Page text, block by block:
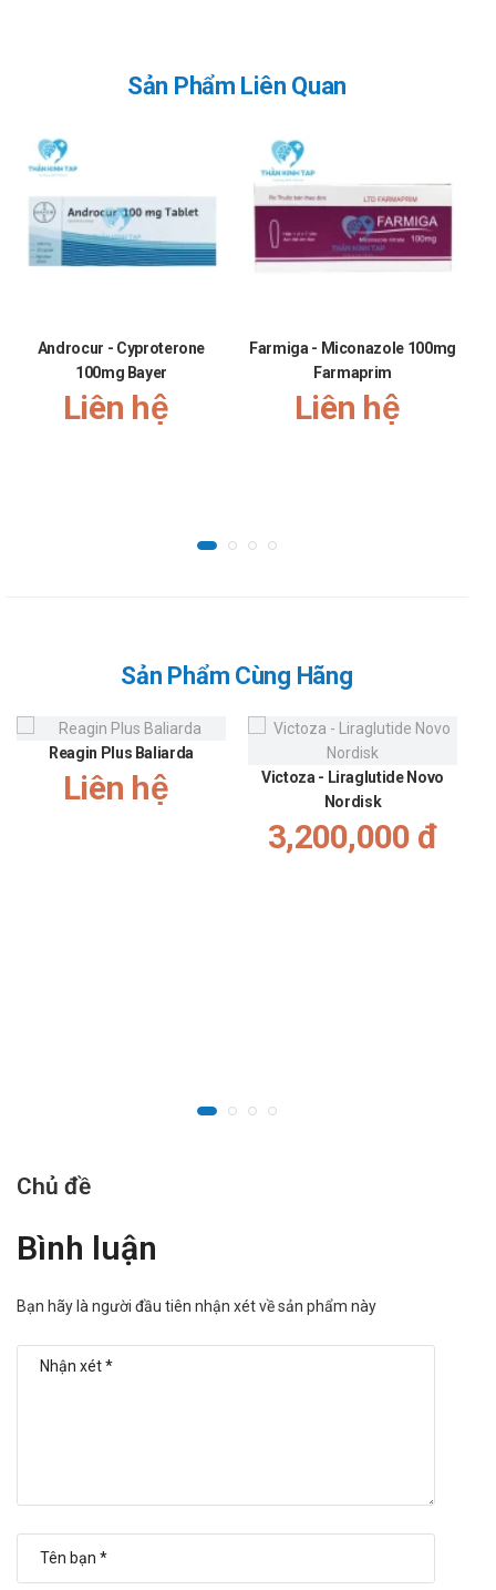
không được khuyến cáo do có thể làm tăng nguy cơ loét âm
Phụ nữ cho con bú: Dequalinium có thể dùng trong khi cho
con bú. Chưa có dữ liệu về sự bài tiết Dequalinium chloride
Phụ nữ có thai: Thuốc Lyginal có thể dùng trong khi có thai.
Tuy nhiên, cũng như với các thuốc khác, chỉ sử dụng khi thật
sự cần thiết và nên thận trọng khi kê đơn cho phụ nữ có thai
Sản Phẩm Liên Quan
Androcur - Cyproterone
100mg Bayer
Liên hệ
Farmiga - Miconazole 100mg
Farmaprim
Liên hệ
Sản Phẩm Cùng Hãng
Reagin Plus Baliarda
Liên hệ
Victoza - Liraglutide Novo
Nordisk
3,200,000 đ
Chủ đề
Bình luận
Bạn hãy là người đầu tiên nhận xét về sản phẩm này